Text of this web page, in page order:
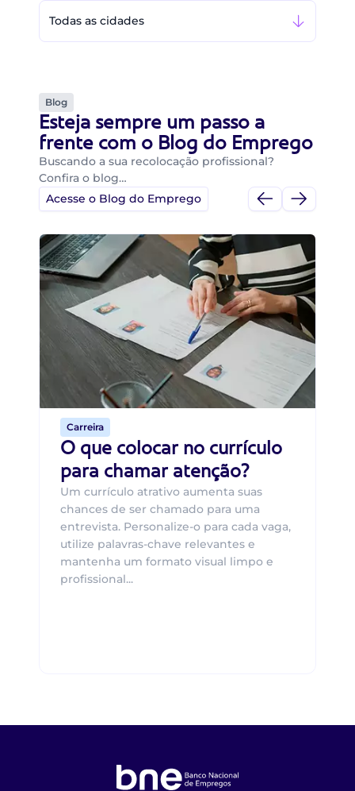
Todas as cidades
Blog
Esteja sempre um passo a
frente com o Blog do Emprego
Buscando a sua recolocação profissional?
Confira o blog…
Acesse o Blog do Emprego
Carreira
O que colocar no currículo
para chamar atenção?
Um currículo atrativo aumenta suas
chances de ser chamado para uma
entrevista. Personalize-o para cada vaga,
utilize palavras-chave relevantes e
mantenha um formato visual limpo e
profissional...